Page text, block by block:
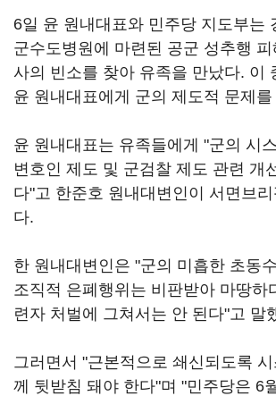
6일 윤 원내대표와 민주당 지도부는
군수도병원에 마련된 공군 성추행
사의 빈소를 찾아 유족을 만났다. 이
윤 원내대표에게 군의 제도적 문제
윤 원내대표는 유족들에게 "군의 시
변호인 제도 및 군검찰 제도 관련 개
다"고 한준호 원내대변인이 서면브
다.
한 원내대변인은 "군의 미흡한 초동
조직적 은폐행위는 비판받아 마땅하
련자 처벌에 그쳐서는 안 된다"고 말
그러면서 "근본적으로 쇄신되도록
께 뒷받침 돼야 한다"며 "민주당은 6